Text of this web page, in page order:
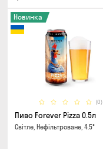
(0)
Новинка
Пиво Forever Pizza 0.5л
Світле, Нефільтроване, 4.5°